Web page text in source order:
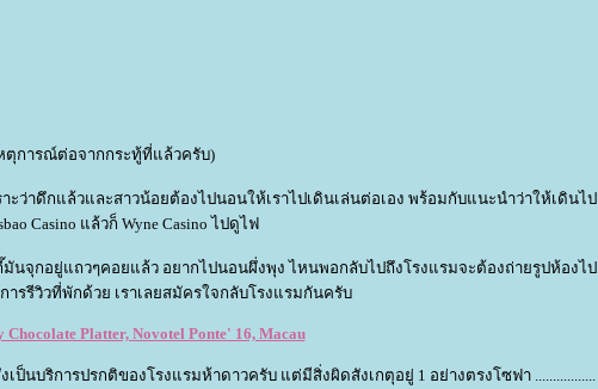
ตุการณ์ต่อจากกระทู้ที่แล้วครับ)
ว่าดึกแล้วและสาวน้อยต้องไปนอนให้เราไปเดินเล่นต่อเอง พร้อมกับแนะนำว่าให้เดินไป
Casino แล้วก็ Wyne Casino ไปดูไฟ
จุกอยู่แถวๆคอยแล้ว อยากไปนอนผึ่งพุง ไหนพอกลับไปถึงโรงแรมจะต้องถ่ายรูปห้องไป
การรีวิวที่พักด้วย เราเลยสมัครใจกลับโรงแรมกันครับ
Chocolate Platter, Novotel Ponte' 16, Macau
ป็นบริการปรกติของโรงแรมห้าดาวครับ แต่มีสิ่งผิดสังเกตุอยู่ 1 อย่างตรงโซฟา .................